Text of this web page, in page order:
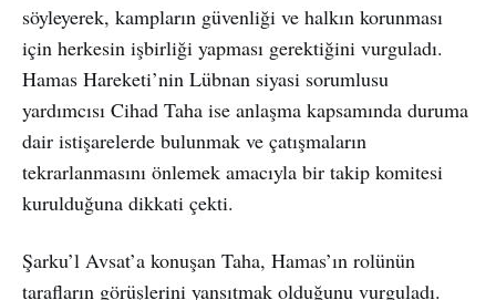
söyleyerek, kampların güvenliği ve halkın korunması
için herkesin işbirliği yapması gerektiğini vurguladı.
Hamas Hareketi’nin Lübnan siyasi sorumlusu
yardımcısı Cihad Taha ise anlaşma kapsamında duruma
dair istişarelerde bulunmak ve çatışmaların
tekrarlanmasını önlemek amacıyla bir takip komitesi
kurulduğuna dikkati çekti.
Şarku’l Avsat’a konuşan Taha, Hamas’ın rolünün
tarafların görüşlerini yansıtmak olduğunu vurguladı.